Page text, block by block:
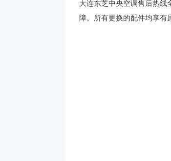
大连东芝中央空调售后热线
障。所有更换的配件均享有